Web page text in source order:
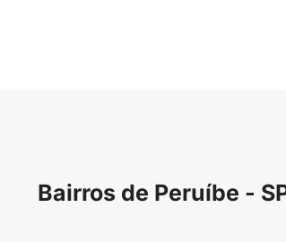
Bairros de Peruíbe -